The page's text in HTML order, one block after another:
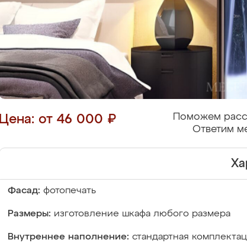
Цена: от 46 000 ₽
Поможем
Ответим
Фасад: фотопечать
Размеры: изготовление шкафа любого размера
Внутреннее наполнение: стандартная